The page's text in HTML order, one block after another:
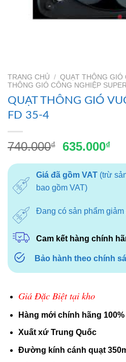
TRANG CHỦ / QUẠT THÔNG GIÓ
THÔNG GIÓ CÔNG NGHIỆP
QUẠT THÔNG GIÓ
FD 35-4
740.000₫
Giá
là:
740.000₫.
635.000₫Giá
tại
là:
Giá đã gồm VAT(trừ
bao gồm VAT)
Đang có sản phẩm giảm
Cam kết hàng chính
Bảo hành theo chính
Giá Đặc Biệt tại kho
Hàng mới chính hãng 100%
Xuất xứ Trung Quốc
Đường kính cánh quạt